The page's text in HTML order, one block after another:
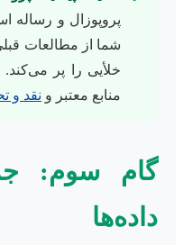
پروپوزال و
شما از مطالعات
خلأیی را پر
منابع معتبر و نقد و
گام سوم:
داده‌ها